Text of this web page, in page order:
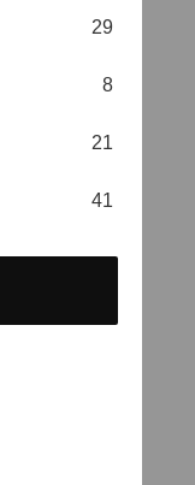
29
8
21
41